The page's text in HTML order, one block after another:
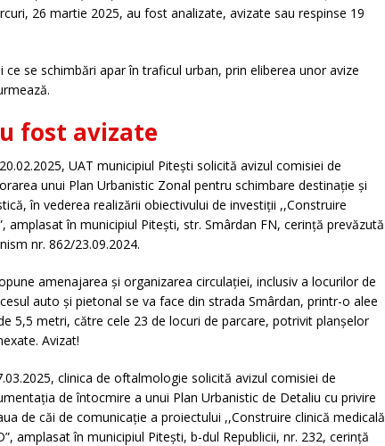
26 martie 2025, au fost analizate, avizate sau respinse 19
ce se schimbări apar în traficul urban, prin eliberea unor avize
fost avizate
UAT municipiul Pitești solicită avizul comisiei de
unui Plan Urbanistic Zonal pentru schimbare destinație și
în vederea realizării obiectivului de investiții ,,Construire
amplasat în municipiul Pitești, str. Smârdan FN, cerință prevăzută
nr. 862/23.09.2024.
amenajarea și organizarea circulației, inclusiv a locurilor de
auto și pietonal se va face din strada Smârdan, printr-o alee
5,5 metri, către cele 23 de locuri de parcare, potrivit planșelor
Avizat!
clinica de oftalmologie solicită avizul comisiei de
de întocmire a unui Plan Urbanistic de Detaliu cu privire
de căi de comunicație a proiectului ,,Construire clinică medicală
amplasat în municipiul Pitești, b-dul Republicii, nr. 232, cerință